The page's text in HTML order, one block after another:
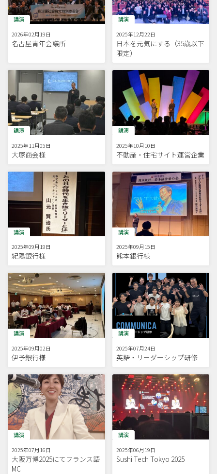
講演
2026年02月19日
名古屋青年会議所
講演
2025年12月22日
日本を元気にする（35歳以下
限定）
講演
2025年11月05日
大塚商会様
講演
2025年10月10日
不動産・住宅サイト運営企業
講演
2025年09月19日
紀陽銀行様
講演
2025年09月15日
熊本銀行様
講演
2025年09月02日
伊予銀行様
講演
2025年07月24日
英語・リーダーシップ研修
講演
2025年07月16日
大阪万博2025にてフランス語
MC
講演
2025年06月19日
Sushi Tech Tokyo 2025